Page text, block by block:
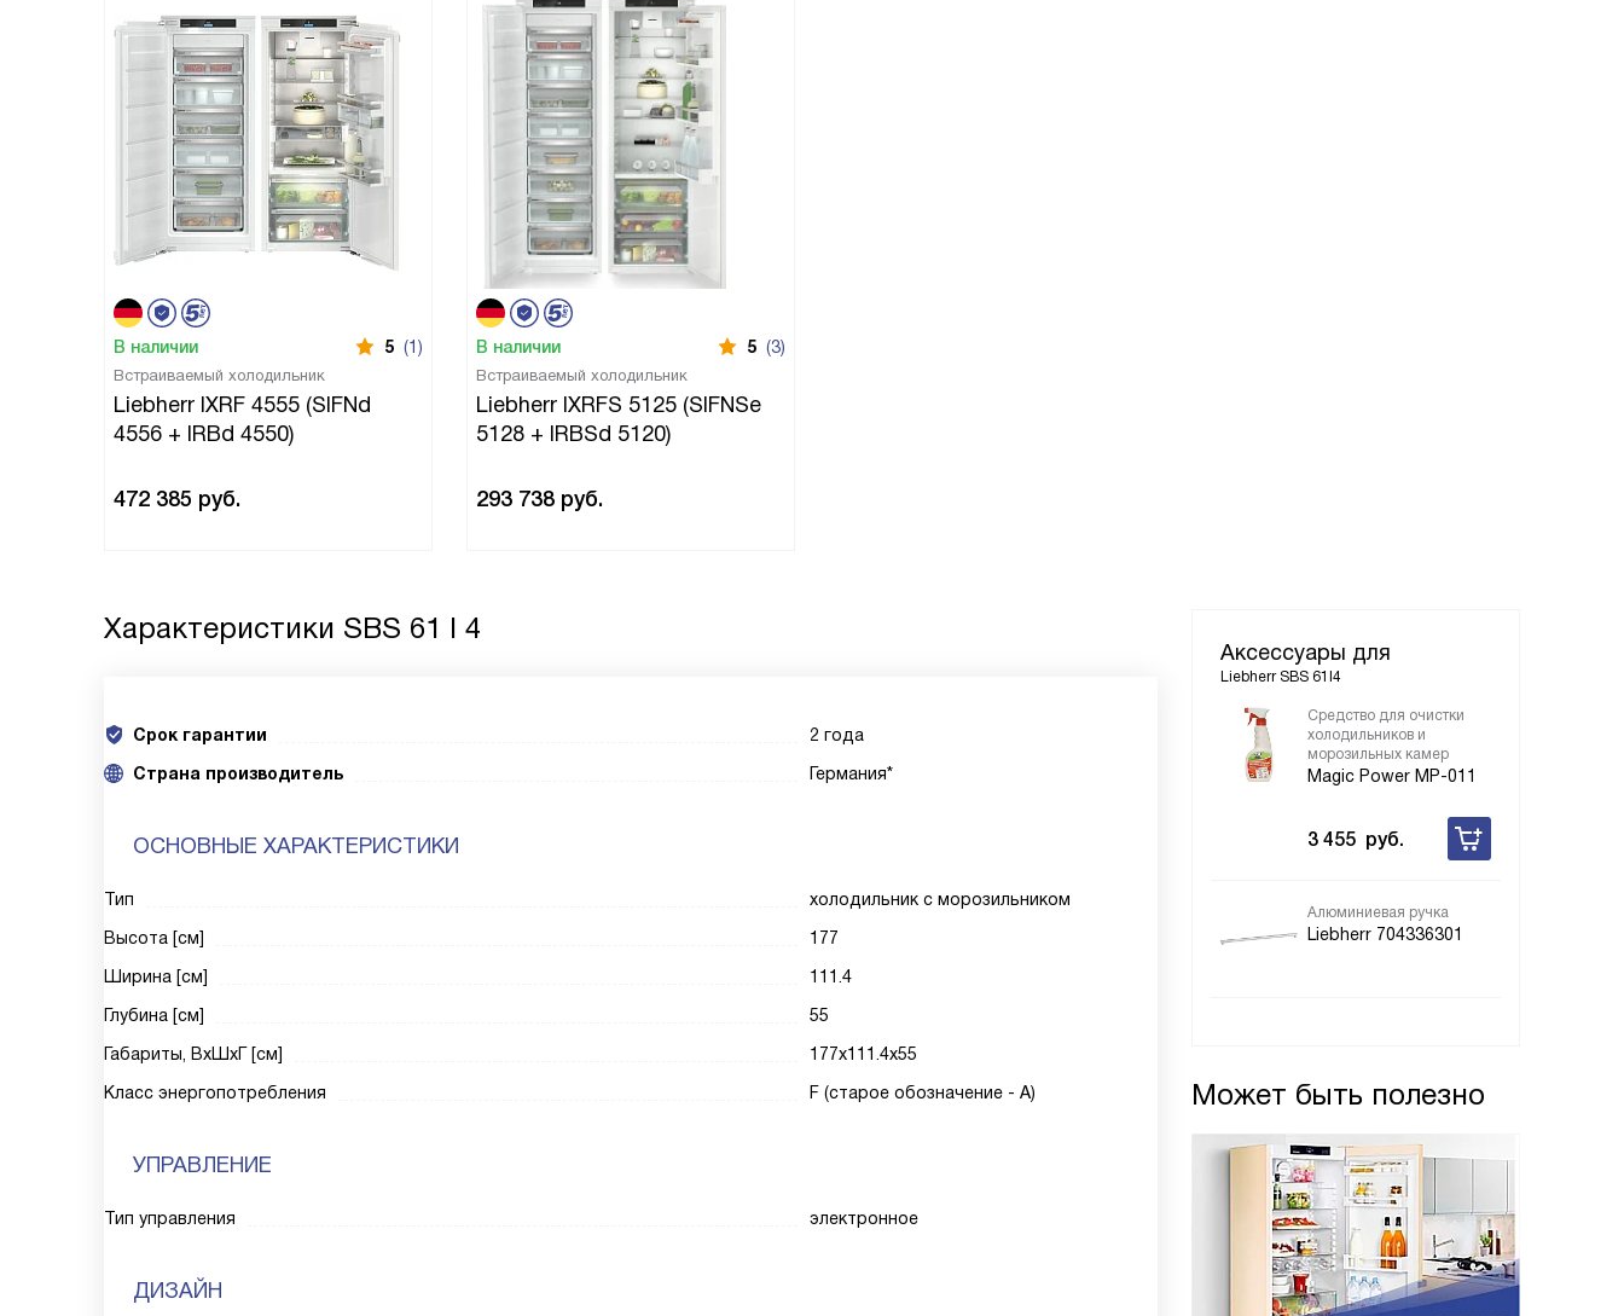
В наличии 5 (1)
Встраиваемый холодильник
Liebherr IXRF 4555 (SIFNd
4556 + IRBd 4550)
472 385 руб.
В наличии 5 (3)
Встраиваемый холодильник
Liebherr IXRFS 5125 (SIFNSe
5128 + IRBSd 5120)
293 738 руб.
Аксессуары для
Liebherr SBS 61I4
Средство для очистки
холодильников и
морозильных камер
Magic Power MP-011
3 455 руб.
Алюминиевая ручка
Liebherr 704336301
Может быть полезно
Характеристики SBS 61 I 4
Срок гарантии
2 года
Cтрана производитель
Германия*
ОСНОВНЫЕ ХАРАКТЕРИСТИКИ
Тип
холодильник с морозильником
Высота [см]
177
Ширина [см]
111.4
Глубина [см]
55
Габариты, ВxШxГ [см]
177x111.4x55
Класс энергопотребления
F (старое обозначение - A)
УПРАВЛЕНИЕ
Тип управления электронное
ДИЗАЙН